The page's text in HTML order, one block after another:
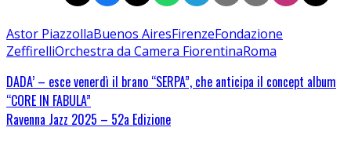
Astor PiazzollaBuenos AiresFirenzeFondazione
ZeffirelliOrchestra da Camera FiorentinaRoma
DADA’ – esce venerdì il brano “SERPA”, che anticipa il concept album
“CORE IN FABULA”
Ravenna Jazz 2025 – 52a Edizione